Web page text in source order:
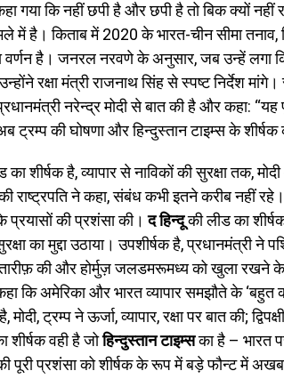
गया कि नहीं छपी है और छपी है तो बिक क्यों
में है। किताब में 2020 के भारत-चीन सीमा
वर्णन है। जनरल नरवणे के अनुसार, जब उन्हें लगा
रक्षा मंत्री राजनाथ सिंह से स्पष्ट निर्देश
नरेन्द्र मोदी से बात की है और कहा: “यह
ट्रम्प की घोषणा और हिन्दुस्तान टाइम्स के
का शीर्षक है, व्यापार से नाविकों की सुरक्षा तक,
राष्ट्रपति ने कहा, संबंध कभी इतने करीब नहीं
की प्रशंसा की।द हिन्दूकी लीड का
का मुद्दा उठाया। उपशीर्षक है, प्रधानमंत्री ने
की और होर्मुज़ जलडमरूमध्य को खुला रखने के
कि अमेरिका और भारत व्यापार समझौते के ‘बहुत
ट्रम्प ने ऊर्जा, व्यापार, रक्षा पर बात की;
शीर्षक वही है जोहिन्दुस्तान टाइम्सका है – भारत
पूरी प्रशंसा को शीर्षक के रूप में बड़े फौन्ट में